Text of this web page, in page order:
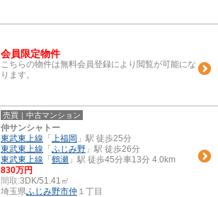
会員限定物件
こちらの物件は無料会員登録により閲覧が可能にな
ります。
売買｜中古マンション
仲サンシャトー
東武東上線 「 上福岡 」駅 徒歩25分
東武東上線 「 ふじみ野 」駅 徒歩26分
東武東上線 「 鶴瀬 」駅 徒歩45分車13分 4.0km
830万円
間取:3DK/51.41㎡
埼玉県ふじみ野市仲 １丁目